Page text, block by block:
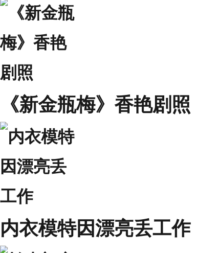
《新金瓶梅》香艳剧照
内衣模特因漂亮丢工作